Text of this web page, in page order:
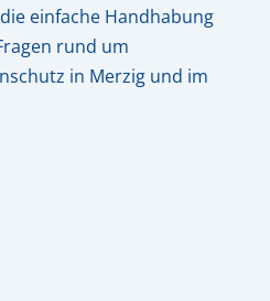
einfache Handhabung
rund um
in Merzig und im